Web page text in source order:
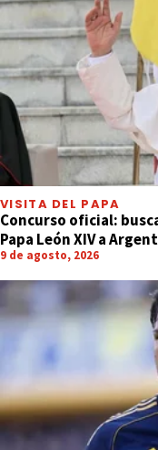
VISITA DEL PAPA
Concurso oficial:
Papa León XIV a
9 de agosto, 2026